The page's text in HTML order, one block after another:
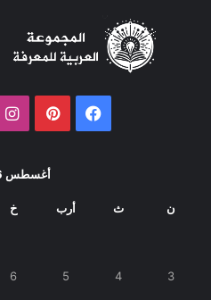
فيسبوك
أغسطس 2026
ن ث أرب خ
3
4
5
6